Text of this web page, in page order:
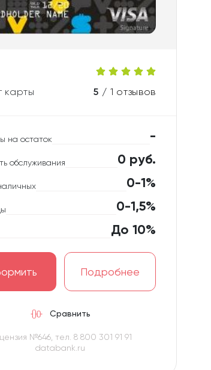
карты 5 / 1 отзывов
на остаток -
обслуживания 0 руб.
0-1%
0-1,5%
До 10%
Подробнее
Сравнить
№646, тел. 8 800 301 91 91
databank.ru